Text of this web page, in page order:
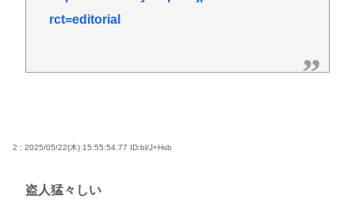
rct=editorial
2 : 2025/05/22(木) 15:55:54.77 ID:bl/J+Hsb
盗人猛々しい